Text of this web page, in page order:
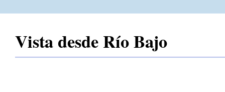
Vista desde Río Bajo